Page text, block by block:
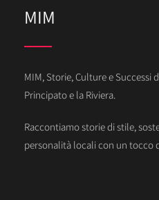
MIM
MIM, Storie, Culture e Successi
Principato e la Riviera.
Raccontiamo storie di stile,
personalità locali con un tocco